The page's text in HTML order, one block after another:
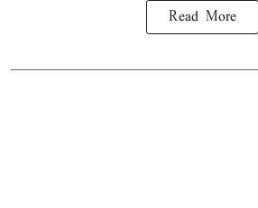
Read More